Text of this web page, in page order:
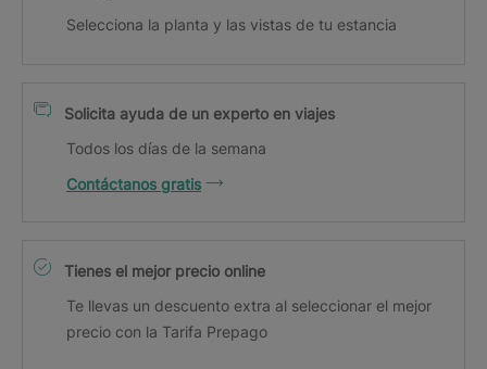
Selecciona la planta y las vistas de tu estancia
Solicita ayuda de un experto en viajes
Todos los días de la semana
Contáctanos gratis
Tienes el mejor precio online
Te llevas un descuento extra al seleccionar el mejor
precio con la Tarifa Prepago